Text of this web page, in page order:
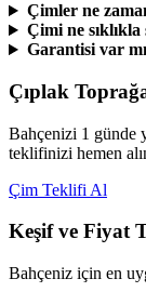
Çimler ne
Çimi ne sıklıkla
Garantisi var
Çıplak
Bahçenizi 1 günde
teklifinizi hemen
Çim Teklifi Al
Keşif ve Fiyat
Bahçeniz için en